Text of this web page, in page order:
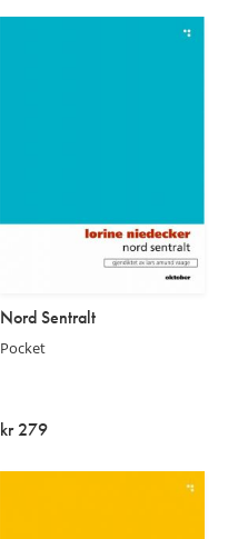
Nord Sentralt
Pocket
kr 279